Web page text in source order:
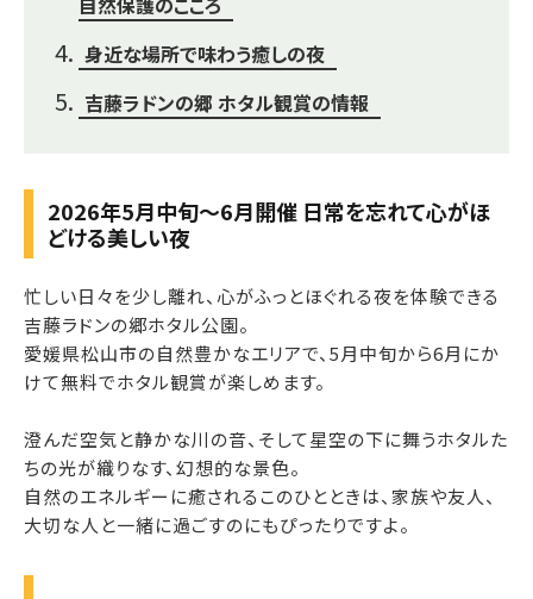
身近な場所で味わう癒しの夜
吉藤ラドンの郷 ホタル観賞の情報
2026年5月中旬～6月開催 日常を忘れて心がほ
どける美しい夜
忙しい日々を少し離れ、心がふっとほぐれる夜を体験できる
吉藤ラドンの郷ホタル公園。
愛媛県松山市の自然豊かなエリアで、5月中旬から6月にか
けて無料でホタル観賞が楽しめます。
澄んだ空気と静かな川の音、そして星空の下に舞うホタルた
ちの光が織りなす、幻想的な景色。
自然のエネルギーに癒されるこのひとときは、家族や友人、
大切な人と一緒に過ごすのにもぴったりですよ。